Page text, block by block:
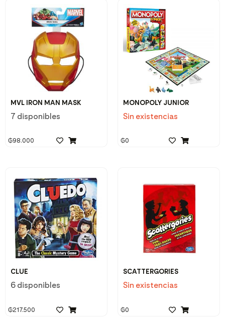
MVL IRON MAN MASK
7 disponibles
₲98.000
MONOPOLY JUNIOR
Sin existencias
₲0
CLUE
6 disponibles
₲217.500
SCATTERGORIES
Sin existencias
₲0